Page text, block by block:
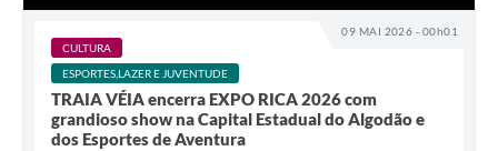
09 MAI 2026 - 00h01
CULTURA
ESPORTES,LAZER E JUVENTUDE
TRAIA VÉIA encerra EXPO RICA 2026 com
grandioso show na Capital Estadual do Algodão e
dos Esportes de Aventura